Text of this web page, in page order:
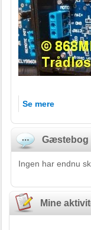
Se mere
Gæstebog
Ingen har endnu
Mine